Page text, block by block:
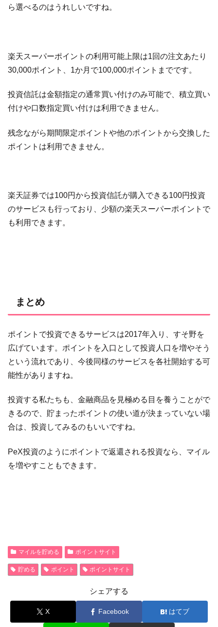
ら選べるのはうれしいですね。
楽天スーパーポイントの利用可能上限は1回の注文あたり
30,000ポイント、1か月で100,000ポイントまでです。
投資信託は金額指定の通常買い付けのみ可能で、積立買い
付けや口数指定買い付けは利用できません。
残念ながら期間限定ポイントや他のポイントから交換した
ポイントは利用できません。
楽天証券では100円から投資信託が購入できる100円投資
のサービスも行っており、少額の楽天スーパーポイントで
も利用できます。
まとめ
ポイントで投資できるサービスは2017年入り、すそ野を
広げています。ポイントを入口として投資人口を増やそう
という流れであり、今後同様のサービスを各社開始する可
能性がありますね。
投資する私たちも、金融商品を見極める目を養うことがで
きるので、貯まったポイントの使い道が決まっていない場
合は、投資してみるのもいいですね。
PeX投資のようにポイントで返還される投資なら、マイル
を増やすこともできます。
マイルを貯める ポイントサイト
貯める ポイント ポイントサイト
シェアする
X Facebook はてブ